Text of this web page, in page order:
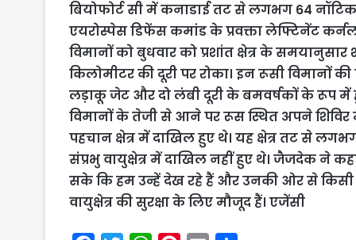
बियोफोर्ट सी में कनाडाई तट से लगभग 64
एयरोस्पेस डिफेंस कमांड के प्रवक्ता लेफ्टिनेंट
विमानों को बुधवार को प्रशांत क्षेत्र के
किलोमीटर की दूरी पर रोका। इन रूसी विमानों
लड़ाकू जेट और दो लंबी दूरी के बमवर्षकों के रूप में
विमानों के तेजी से आने पर रूस स्थित अपने शिविर में
पहचान क्षेत्र में दाखिल हुए थे। यह क्षेत्र तट से
संप्रभु वायुक्षेत्र में दाखिल नहीं हुए थे। जैजदेक ने
सके कि हम उन्हें देख रहे हैं और उनकी ओर से किसी
वायुक्षेत्र की सुरक्षा के लिए मौजूद हैं। एजेंसी